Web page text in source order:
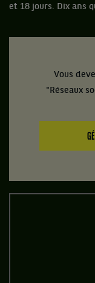
et 18 jours. Dix ans
Vous
"Réseaux